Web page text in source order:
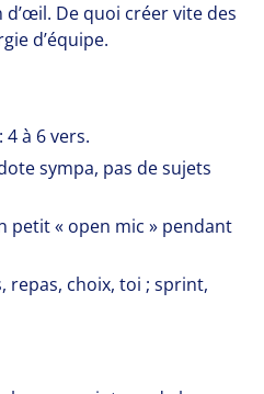
d’œil. De quoi créer vite des
d’équipe.
4à 6vers.
sympa, pas de sujets
petit « open mic » pendant
repas, choix, toi ; sprint,